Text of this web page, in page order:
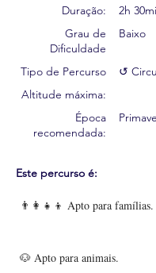
Duração:
Grau de
Dificuldade
Tipo de Percurso
Altitude máxima:
Época
recomendada:
2h
Baixo
↺
Este percurso é:
👨‍👩‍👧‍👦 Apto para famílias.
🐶 Apto para animais.